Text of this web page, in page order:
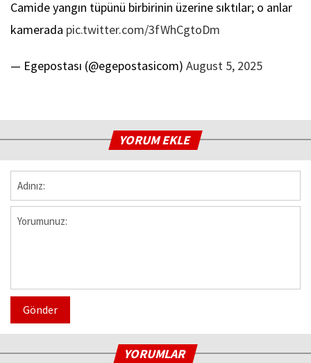
Camide yangın tüpünü birbirinin üzerine sıktılar; o anlar
kamerada pic.twitter.com/3fWhCgtoDm
— Egepostası (@egepostasicom) August 5, 2025
YORUM EKLE
Gönder
YORUMLAR